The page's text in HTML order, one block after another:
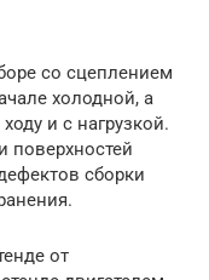
со сцеплением
холодной, а
и с нагрузкой.
поверхностей
сборки
от